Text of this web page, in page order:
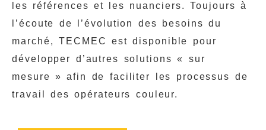
les références et les nuanciers. Toujours à
l’écoute de l’évolution des besoins du
marché, TECMEC est disponible pour
développer d’autres solutions « sur
mesure » afin de faciliter les processus de
travail des opérateurs couleur.